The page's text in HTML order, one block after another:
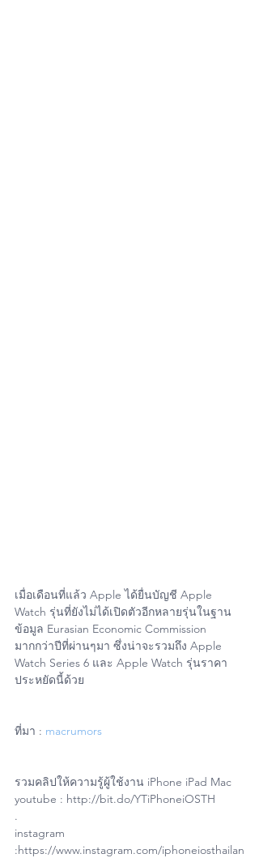
เมื่อเดือนที่แล้ว Apple ได้ยื่นบัญชี Apple
Watch รุ่นที่ยังไม่ได้เปิดตัวอีกหลายรุ่นในฐาน
ข้อมูล Eurasian Economic Commission
มากกว่าปีที่ผ่านๆมา ซึ่งน่าจะรวมถึง Apple
Watch Series 6 และ Apple Watch รุ่นราคา
ประหยัดนี้ด้วย
ที่มา : macrumors
รวมคลิปให้ความรู้ผู้ใช้งาน iPhone iPad Mac
youtube : http://bit.do/YTiPhoneiOSTH
.
instagram
:https://www.instagram.com/iphoneiosthailan